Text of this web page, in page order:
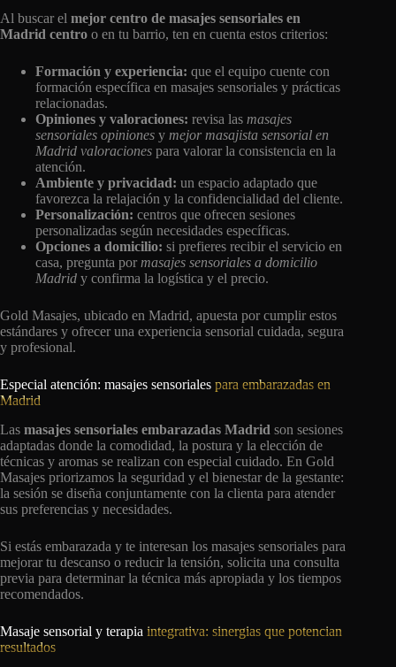
Al buscar el mejor centro de masajes sensoriales en
Madrid centro o en tu barrio, ten en cuenta estos criterios:
Formación y experiencia: que el equipo cuente con
formación específica en masajes sensoriales y prácticas
relacionadas.
Opiniones y valoraciones: revisa las masajes
sensoriales opiniones y mejor masajista sensorial en
Madrid valoraciones para valorar la consistencia en la
atención.
Ambiente y privacidad: un espacio adaptado que
favorezca la relajación y la confidencialidad del cliente.
Personalización: centros que ofrecen sesiones
personalizadas según necesidades específicas.
Opciones a domicilio: si prefieres recibir el servicio en
casa, pregunta por masajes sensoriales a domicilio
Madrid y confirma la logística y el precio.
Gold Masajes, ubicado en Madrid, apuesta por cumplir estos
estándares y ofrecer una experiencia sensorial cuidada, segura
y profesional.
Especial atención: masajes sensoriales para embarazadas en
Madrid
Las masajes sensoriales embarazadas Madrid son sesiones
adaptadas donde la comodidad, la postura y la elección de
técnicas y aromas se realizan con especial cuidado. En Gold
Masajes priorizamos la seguridad y el bienestar de la gestante:
la sesión se diseña conjuntamente con la clienta para atender
sus preferencias y necesidades.
Si estás embarazada y te interesan los masajes sensoriales para
mejorar tu descanso o reducir la tensión, solicita una consulta
previa para determinar la técnica más apropiada y los tiempos
recomendados.
Masaje sensorial y terapia integrativa: sinergias que potencian
resultados